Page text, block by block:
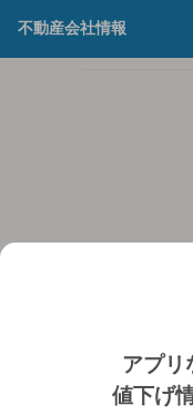
アプリ
値下げ
不動産会社情報
個人情報